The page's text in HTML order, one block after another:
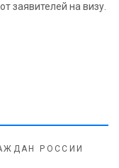
заявителей на визу.
РОССИИ